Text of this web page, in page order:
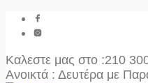
Καλεστε μας στο :210
Ανοικτά : Δευτέρα με